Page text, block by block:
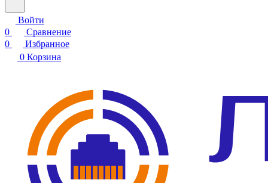
Войти
0
Сравнение
0
Избранное
0 Корзина